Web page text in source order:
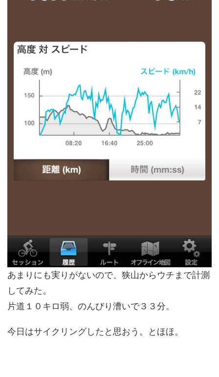
あまりにも実りがないので、狭山からウチまで計測
してみた。
片道１０キロ弱、のんびり漕いで３３分。
今日はサイクリングしたと思おう。とほほ。